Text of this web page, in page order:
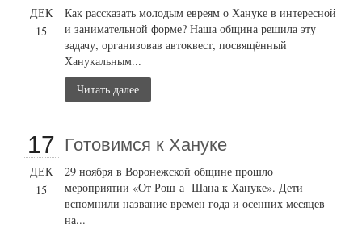
ДЕК
15
Как рассказать молодым евреям о Хануке в интересной
и занимательной форме? Наша община решила эту
задачу, организовав автоквест, посвящённый
Ханукальным...
Читать далее
17
ДЕК
15
Готовимся к Хануке
29 ноября в Воронежской общине прошло
мероприятии «От Рош-а- Шана к Хануке». Дети
вспомнили название времен года и осенних месяцев
на...